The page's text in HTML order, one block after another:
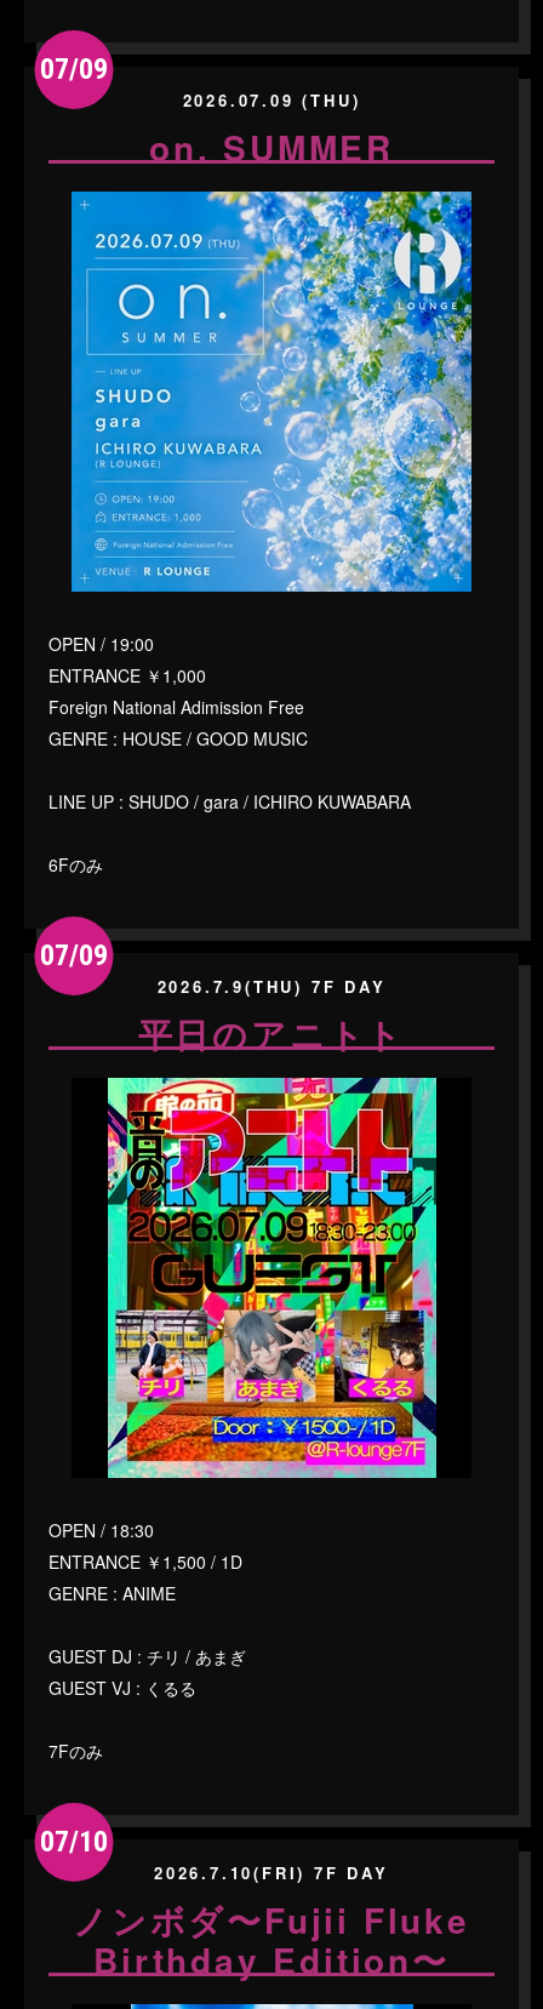
07/09
2026.07.09 (THU)
on. SUMMER
OPEN / 19:00
ENTRANCE ￥1,000
Foreign National Adimission Free
GENRE : HOUSE / GOOD MUSIC
LINE UP : SHUDO / gara / ICHIRO KUWABARA
6Fのみ
07/09
2026.7.9(THU) 7F DAY
平日のアニトト
OPEN / 18:30
ENTRANCE ￥1,500 / 1D
GENRE : ANIME
GUEST DJ : チリ / あまぎ
GUEST VJ : くるる
7Fのみ
07/10
2026.7.10(FRI) 7F DAY
ノンボダ〜Fujii Fluke
Birthday Edition〜